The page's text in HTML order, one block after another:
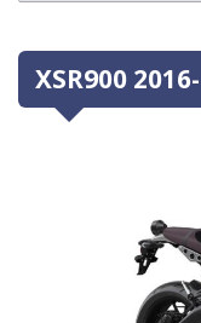
XSR900 2016-